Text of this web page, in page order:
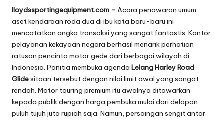
lloydssportingequipment.com – Acara penawaran umum
aset kendaraan roda dua di ibu kota baru-baru ini
mencatatkan angka transaksi yang sangat fantastis. Kantor
pelayanan kekayaan negara berhasil menarik perhatian
ratusan pencinta motor gede dari berbagai wilayah di
Indonesia. Panitia membuka agenda Lelang Harley Road
Glidesitaan tersebut dengan nilai limit awal yang sangat
rendah. Motor touring premium itu awalnya ditawarkan
kepada publik dengan harga pembuka mulai dari delapan
puluh tujuh juta rupiah saja. Namun, persaingan sengit antar